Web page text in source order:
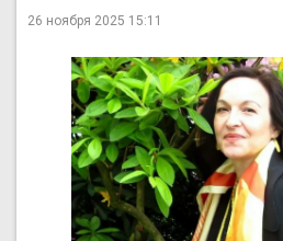
26 ноября 2025 15:11